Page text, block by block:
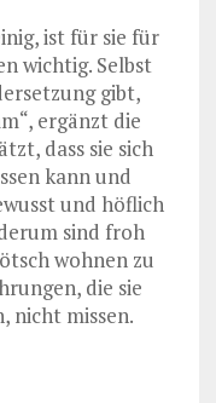
ist für sie für
wichtig. Selbst
gibt,
ergänzt die
dass sie sich
kann und
und höflich
sind froh
wohnen zu
die sie
nicht missen.